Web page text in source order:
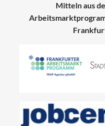
Mitteln aus